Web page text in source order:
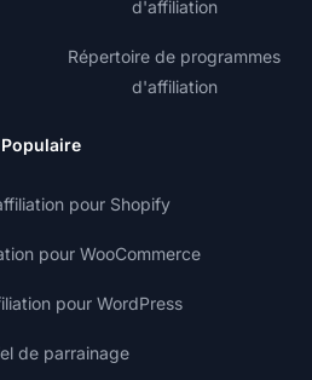
d'affiliation
Répertoire de programmes
d'affiliation
Populaire
pour Shopify
pour WooCommerce
pour WordPress
de parrainage